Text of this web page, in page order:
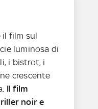
il film sul
luminosa di
i bistrot, i
crescente
Il film
noir e